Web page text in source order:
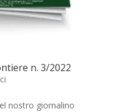
n. 3/2022
nostro giornalino